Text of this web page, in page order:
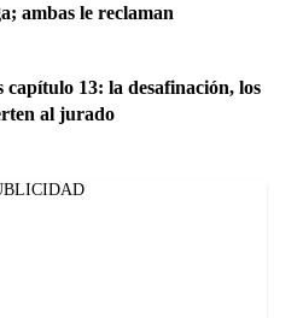
ambas le reclaman
13: la desafinación, los
al jurado